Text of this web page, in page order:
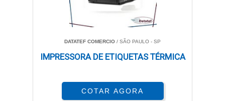
DATATEF COMERCIO / SÃO PAULO - SP
IMPRESSORA DE ETIQUETAS TÉRMICA
COTAR AGORA